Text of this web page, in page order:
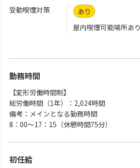
受動喫煙対策
あり
屋内喫煙可能場所あり
勤務時間
【変形労働時間制】
総労働時間（1年）：2,024時間
備考：メインとなる勤務時間
8：00～17：15（休憩時間75分）
初任給